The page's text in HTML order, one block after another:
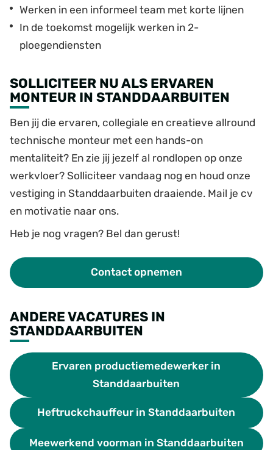
Werken in een informeel team met korte lijnen
In de toekomst mogelijk werken in 2-
ploegendiensten
SOLLICITEER NU ALS ERVAREN
MONTEUR IN STANDDAARBUITEN
Ben jij die ervaren, collegiale en creatieve allround
technische monteur met een hands-on
mentaliteit? En zie jij jezelf al rondlopen op onze
werkvloer? Solliciteer vandaag nog en houd onze
vestiging in Standdaarbuiten draaiende. Mail je cv
en motivatie naar ons.
Heb je nog vragen? Bel dan gerust!
Contact opnemen
ANDERE VACATURES IN
STANDDAARBUITEN
Ervaren productiemedewerker in
Standdaarbuiten
Heftruckchauffeur in Standdaarbuiten
Meewerkend voorman in Standdaarbuiten